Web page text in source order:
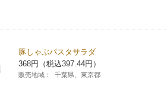
豚しゃぶパスタサラダ
368円（税込397.44円）
販売地域： 千葉県、東京都